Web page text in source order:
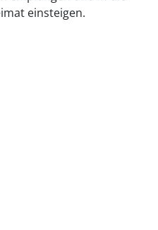
einsteigen.